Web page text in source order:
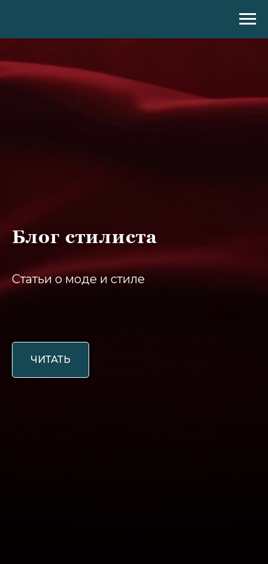
Блог стилиста
Статьи о моде и стиле
ЧИТАТЬ